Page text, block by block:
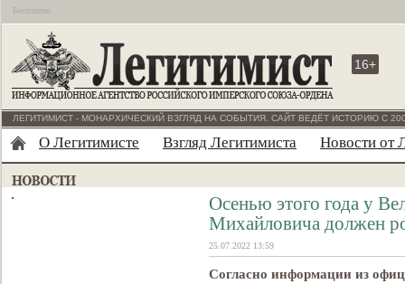
Бесплатно
16+
ЛЕГИТИМИСТ - МОНАРХИЧЕСКИЙ ВЗГЛЯД НА СОБЫТИЯ. САЙТ ВЕДЁТ ИСТОРИЮ С
О Легитимисте Взгляд Легитимиста Новости от
Осенью этого года у
Михайловича должен
25.07.2022 13:59
Согласно информации из